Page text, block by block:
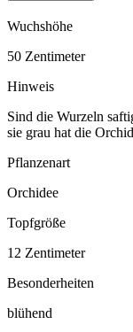
Wuchshöhe
50 Zentimeter
Hinweis
Sind die Wurzeln
sie grau hat die
Pflanzenart
Orchidee
Topfgröße
12 Zentimeter
Besonderheiten
blühend